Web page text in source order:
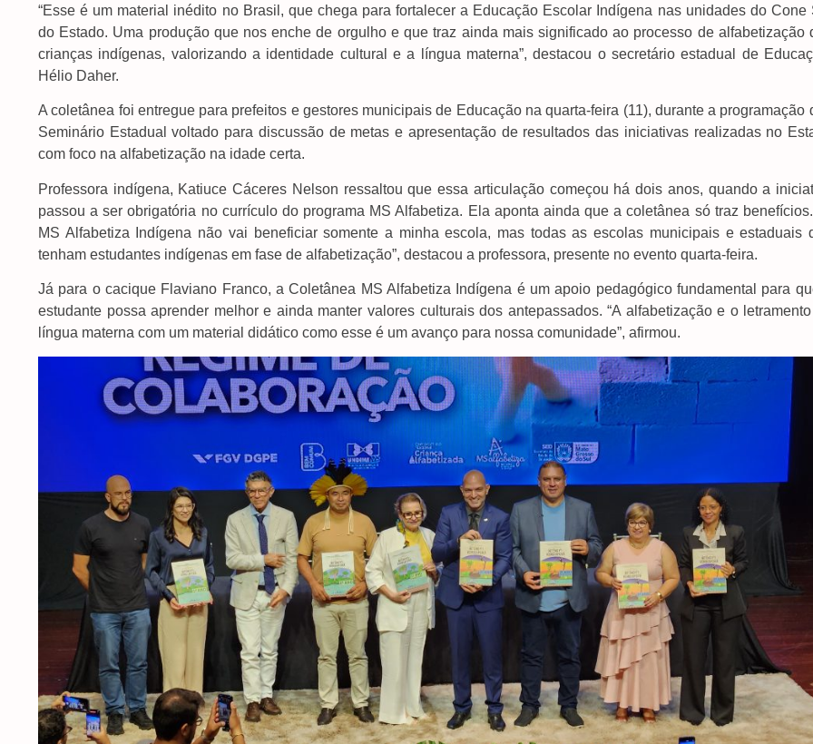
“Esse é um material inédito no Brasil, que chega para fortalecer a Educação Escolar Indígena nas unidades do Cone
do Estado. Uma produção que nos enche de orgulho e que traz ainda mais significado ao processo de alfabetização
crianças indígenas, valorizando a identidade cultural e a língua materna”, destacou o secretário estadual de
Hélio Daher.
A coletânea foi entregue para prefeitos e gestores municipais de Educação na quarta-feira (11), durante a programação
Seminário Estadual voltado para discussão de metas e apresentação de resultados das iniciativas realizadas no
com foco na alfabetização na idade certa.
Professora indígena, Katiuce Cáceres Nelson ressaltou que essa articulação começou há dois anos, quando a
passou a ser obrigatória no currículo do programa MS Alfabetiza. Ela aponta ainda que a coletânea só traz benefícios.
MS Alfabetiza Indígena não vai beneficiar somente a minha escola, mas todas as escolas municipais e estaduais
tenham estudantes indígenas em fase de alfabetização”, destacou a professora, presente no evento quarta-feira.
Já para o cacique Flaviano Franco, a Coletânea MS Alfabetiza Indígena é um apoio pedagógico fundamental para
estudante possa aprender melhor e ainda manter valores culturais dos antepassados. “A alfabetização e o
língua materna com um material didático como esse é um avanço para nossa comunidade”, afirmou.